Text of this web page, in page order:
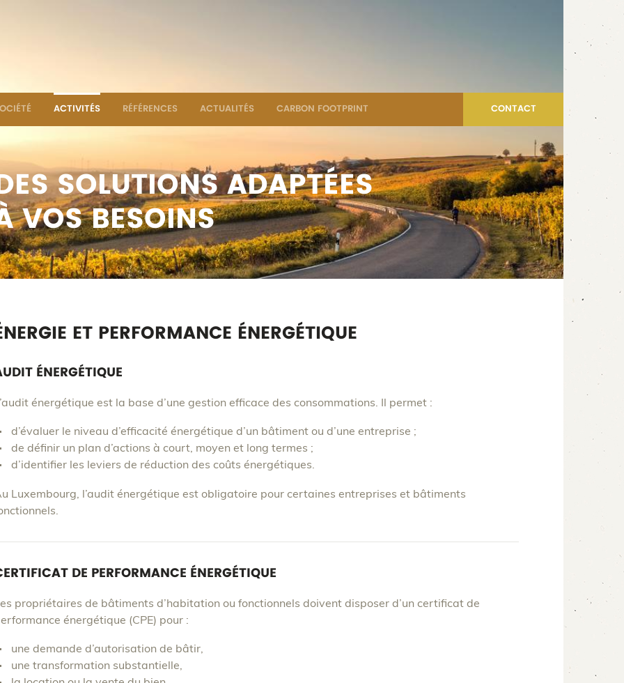
ACTIVITÉS RÉFÉRENCES ACTUALITÉS CARBON FOOTPRINT CONTACT
SOLUTIONS ADAPTÉES
VOS BESOINS
ET PERFORMANCE ÉNERGÉTIQUE
ÉNERGÉTIQUE
énergétique est la base d’une gestion efficace des consommations. Il permet :
d’évaluer le niveau d’efficacité énergétique d’un bâtiment ou d’une entreprise ;
de définir un plan d’actions à court, moyen et long termes ;
d’identifier les leviers de réduction des coûts énergétiques.
Luxembourg, l’audit énergétique est obligatoire pour certaines entreprises et bâtiments
DE PERFORMANCE ÉNERGÉTIQUE
propriétaires de bâtiments d’habitation ou fonctionnels doivent disposer d’un certificat de
énergétique (CPE) pour :
une demande d’autorisation de bâtir,
une transformation substantielle,